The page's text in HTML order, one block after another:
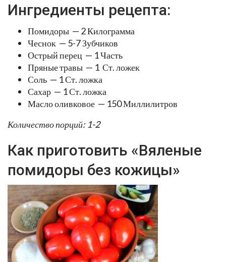
Ингредиенты рецепта:
Помидоры — 2 Килограмма
Чеснок — 5-7 Зубчиков
Острый перец — 1 Часть
Пряные травы — 1 Ст. ложек
Соль — 1 Ст. ложка
Сахар — 1 Ст. ложка
Масло оливковое — 150 Миллилитров
Количество порций: 1-2
Как приготовить «Вяленые
помидоры без кожицы»